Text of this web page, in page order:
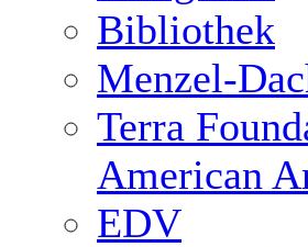
Bibliothek
Menzel-
Terra
American
EDV